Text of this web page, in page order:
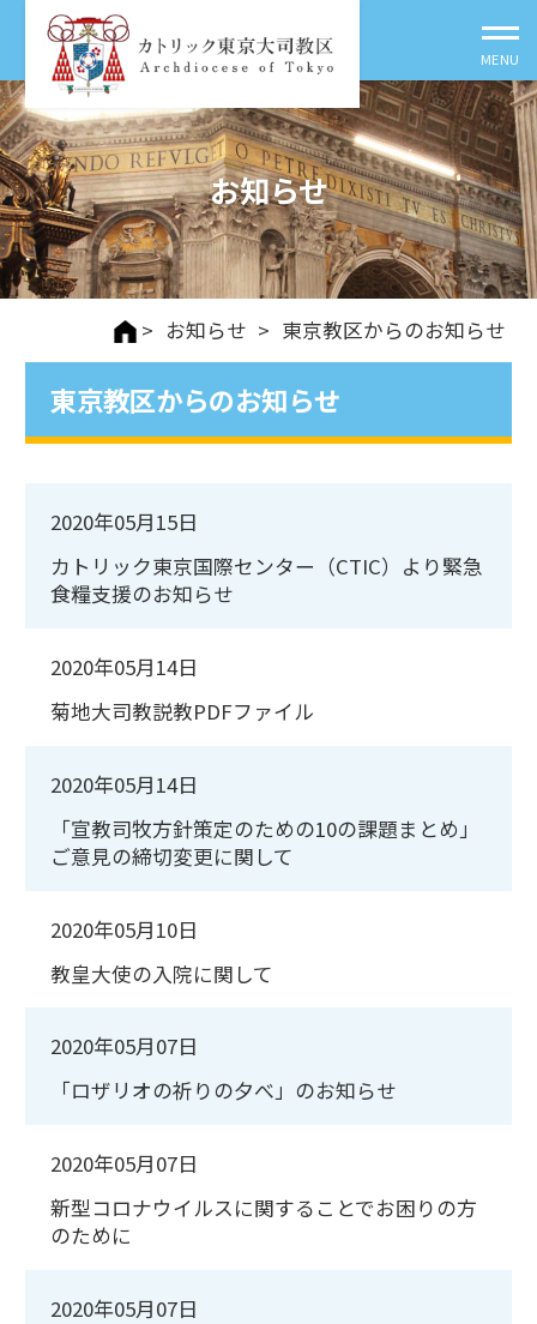
お知らせ
> お知らせ > 東京教区からのお知らせ
東京教区からのお知らせ
2020年05月15日
カトリック東京国際センター（CTIC）より緊急
食糧支援のお知らせ
2020年05月14日
菊地大司教説教PDFファイル
2020年05月14日
「宣教司牧方針策定のための10の課題まとめ」
ご意見の締切変更に関して
2020年05月10日
教皇大使の入院に関して
2020年05月07日
「ロザリオの祈りの夕べ」のお知らせ
2020年05月07日
新型コロナウイルスに関することでお困りの方
のために
2020年05月07日